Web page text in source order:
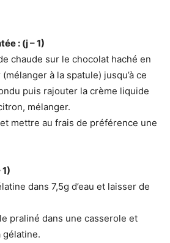
: (j – 1)
chaude sur le chocolat haché en
à la spatule) jusqu’à ce
puis rajouter la crème liquide
mélanger.
mettre au frais de préférence une
dans 7,5g d’eau et laisser de
praliné dans une casserole et
gélatine.